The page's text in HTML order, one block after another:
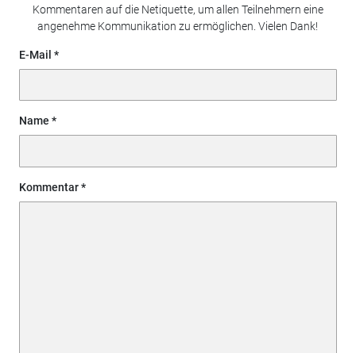
Kommentaren auf die Netiquette, um allen Teilnehmern eine
angenehme Kommunikation zu ermöglichen. Vielen Dank!
E-Mail
Name
Kommentar